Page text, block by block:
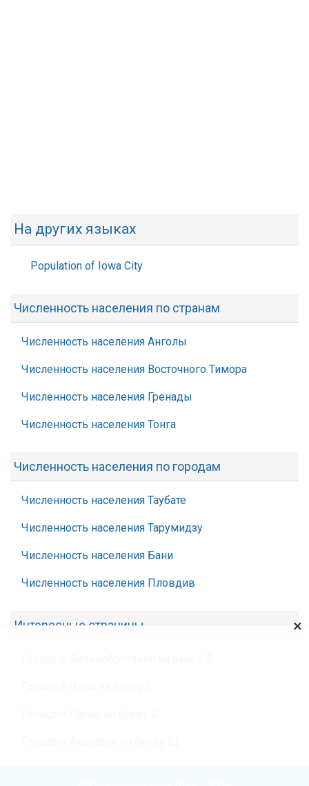
На других языках
Population of Iowa City
Численность населения по странам
Численность населения Анголы
Численность населения Восточного Тимора
Численность населения Гренады
Численность населения Тонга
Численность населения по городам
Численность населения Таубате
Численность населения Тарумидзу
Численность населения Бани
Численность населения Пловдив
Интересные страницы ×